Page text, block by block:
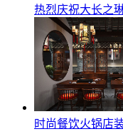
热烈庆祝大长之
时尚餐饮火锅店